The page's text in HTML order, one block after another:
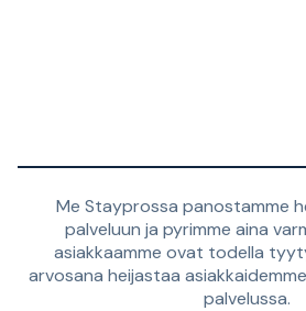
Me Stayprossa panostamme
palveluun ja pyrimme aina
asiakkaamme ovat todella
arvosana heijastaa
palvelussa.